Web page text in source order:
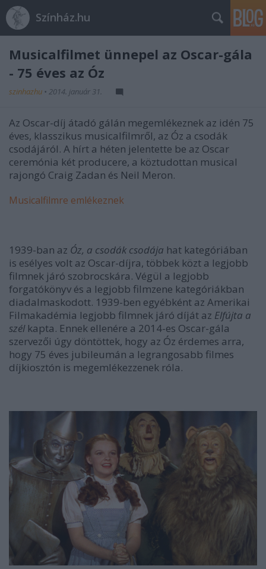
Színház.hu
Musicalfilmet ünnepel az Oscar-gála
- 75 éves az Óz
szinhazhu • 2014. január 31.
Az Oscar-díj átadó gálán megemlékeznek az idén 75
éves, klasszikus musicalfilmről, az Óz a csodák
csodájáról. A hírt a héten jelentette be az Oscar
ceremónia két producere, a köztudottan musical
rajongó Craig Zadan és Neil Meron.
Musicalfilmre emlékeznek
1939-ban az Óz, a csodák csodája hat kategóriában
is esélyes volt az Oscar-díjra, többek közt a legjobb
filmnek járó szobrocskára. Végül a legjobb
forgatókönyv és a legjobb filmzene kategóriákban
diadalmaskodott. 1939-ben egyébként az Amerikai
Filmakadémia legjobb filmnek járó díját az Elfújta a
szélkapta. Ennek ellenére a 2014-es Oscar-gála
szervezői úgy döntöttek, hogy az Óz érdemes arra,
hogy 75 éves jubileumán a legrangosabb filmes
díjkiosztón is megemlékezzenek róla.